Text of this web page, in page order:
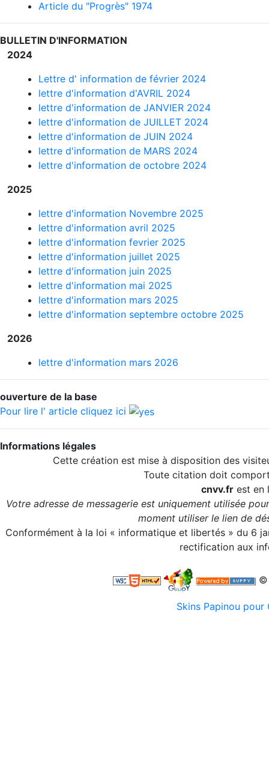
Article du "Progrès" 1974
BULLETIN D'INFORMATION
2024
Lettre d' information de février 2024
lettre d'information d'AVRIL 2024
lettre d'information de JANVIER 2024
lettre d'information de JUILLET 2024
lettre d'information de JUIN 2024
lettre d'information de MARS 2024
lettre d'information de octobre 2024
2025
lettre d'information Novembre 2025
lettre d'information avril 2025
lettre d'information fevrier 2025
lettre d'information juillet 2025
lettre d'information juin 2025
lettre d'information mai 2025
lettre d'information mars 2025
lettre d'information septembre octobre 2025
2026
lettre d'information mars 2026
ouverture de la base
Pour lire l' article cliquez ici
Informations légales
Cette création est mise à disposition des
Toute citation doit
cnvv.fr est en
Votre adresse de messagerie est uniquement utilisée
moment utiliser le lien de
Conformément à la loi « informatique et libertés » du 6
rectification aux
©
Skins Papinou